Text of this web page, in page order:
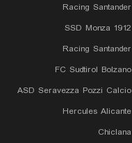
Racing Santander
SSD Monza 1912
Racing Santander
FC Sudtirol Bolzano
ASD Seravezza Pozzi Calcio
Hercules Alicante
Chiclana